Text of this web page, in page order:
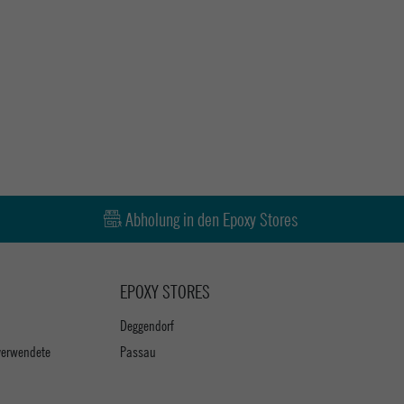
Abholung in den Epoxy Stores
EPOXY STORES
Deggendorf
Passau